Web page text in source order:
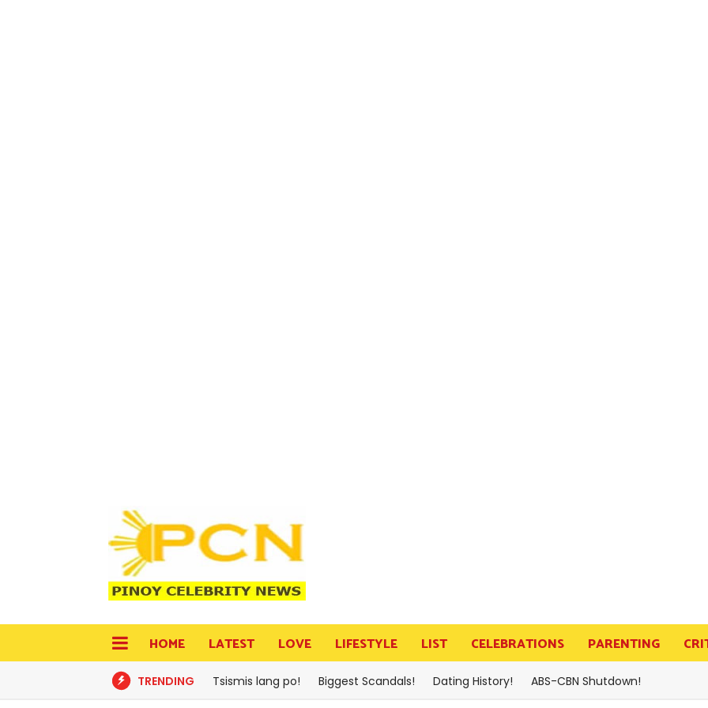
HOME LATEST LOVE LIFESTYLE LIST CELEBRATIONS PARENTING
TRENDING Tsismis lang po! Biggest Scandals! Dating History! ABS-CBN Shutdown!